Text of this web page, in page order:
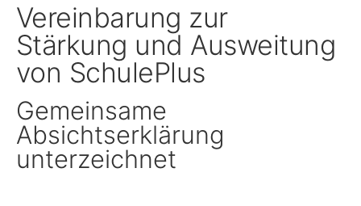
Katastrophenschutz
Schule, Bildung & Förderung
Familien, Frauen, Jugendliche & Kinder
Gesundheit
Vereinbarung zur
Stärkung und Ausweitung
von SchulePlus
Gemeinsame
Absichtserklärung
unterzeichnet